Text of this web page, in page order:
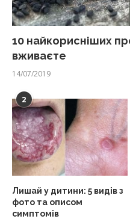
10 найкорисніших
вживаєте
14/07/2019
2
Лишай у дитини: 5 видів з
фото та описом
симптомів